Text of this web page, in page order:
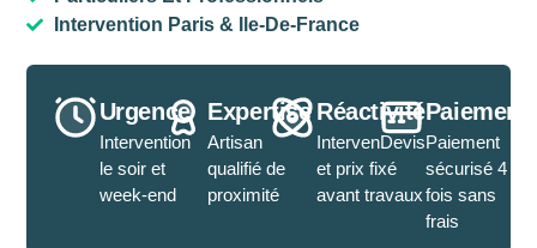
Intervention Paris & Ile-De-France
Urgence
Intervention
le soir et
week-end
Expertise
Artisan
qualifié de
proximité
Réactivité
IntervenDevis
et prix fixé
avant travaux
Paiement
Paiement
sécurisé 4
fois sans
frais